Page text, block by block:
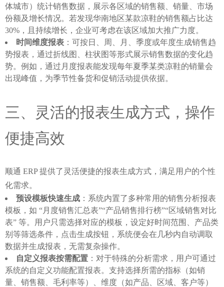
体城市）统计销售数据，展示各区域的销售额、销量、市场
份额及增长情况。若发现华南地区某款凉鞋的销售额占比达
30%，且持续增长，企业可考虑在该区域加大推广力度。
时间维度报表 ：可按日、周、月、季度或年度生成销售趋
势报表，通过折线图、柱状图等形式展示销售数据的变化趋
势。例如，通过月度报表能发现每年夏季某类凉鞋的销量会
出现峰值，为季节性备货和促销活动提供依据。
三、灵活的报表生成方式，操作
便捷高效
顺通 ERP 提供了灵活便捷的报表生成方式，满足用户的个性
化需求。
预设模板快速生成 ：系统内置了多种常用的销售分析报表
模板，如 “月度销售汇总表”“产品销售排行榜”“区域销售对比
表” 等。用户只需选择对应的模板，设定好时间范围、产品类
别等筛选条件，点击生成按钮，系统便会在几秒内自动调取
数据并生成报表，无需复杂操作。
自定义报表按需配置 ：对于特殊的分析需求，用户可通过
系统的自定义功能配置报表。支持选择所需的指标（如销
量、销售额、毛利率等）、维度（如产品、区域、客户等）